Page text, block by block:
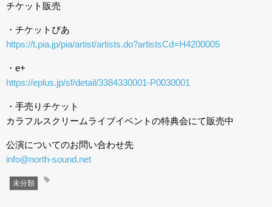
チケット販売
・チケットぴあ
https://t.pia.jp/pia/artist/artists.do?artistsCd=H4200005
・e+
https://eplus.jp/sf/detail/3384330001-P0030001
・手売りチケット
カラフルスクリームライブイベントの特典会にて販売中
公演についてのお問い合わせ先
info@north-sound.net
未分類